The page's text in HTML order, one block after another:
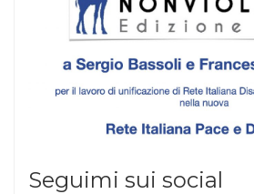
Seguimi sui social